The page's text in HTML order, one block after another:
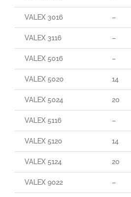
VALEX 3016 –
VALEX 3116 –
VALEX 5016 –
VALEX 5020 14
VALEX 5024 20
VALEX 5116 –
VALEX 5120 14
VALEX 5124 20
VALEX 9022 –